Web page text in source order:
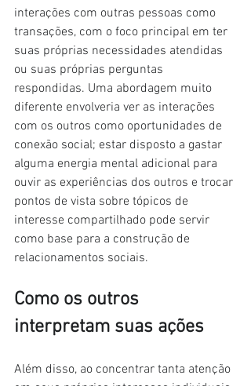
interações com outras pessoas como
transações, com o foco principal em ter
suas próprias necessidades atendidas
ou suas próprias perguntas
respondidas. Uma abordagem muito
diferente envolveria ver as interações
com os outros como oportunidades de
conexão social; estar disposto a gastar
alguma energia mental adicional para
ouvir as experiências dos outros e trocar
pontos de vista sobre tópicos de
interesse compartilhado pode servir
como base para a construção de
relacionamentos sociais.
Como os outros
interpretam suas ações
Além disso, ao concentrar tanta atenção